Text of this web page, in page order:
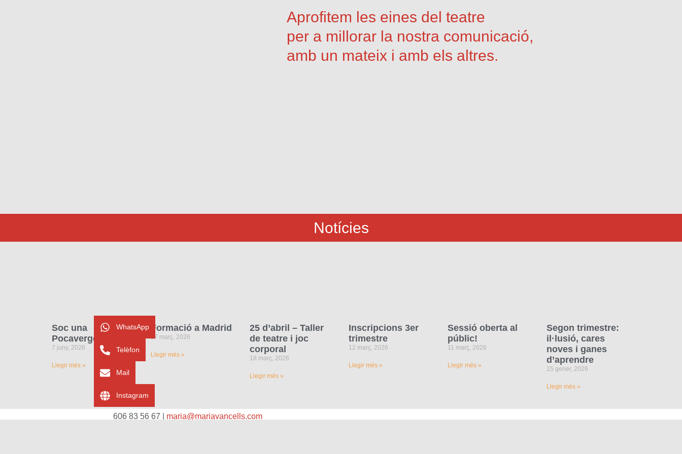
Aprofitem les eines del teatre
per a millorar la nostra comunicació,
amb un mateix i amb els altres.
Notícies
Soc una
Pocavergonya!
7 juny, 2026
Llegir més »
Formació a Madrid
27 març, 2026
Llegir més »
25 d’abril – Taller
de teatre i joc
corporal
18 març, 2026
Llegir més »
Inscripcions 3er
trimestre
12 març, 2026
Llegir més »
Sessió oberta al
públic!
11 març, 2026
Llegir més »
Segon trimestre:
il·lusió, cares
noves i ganes
d’aprendre
15 gener, 2026
Llegir més »
606 83 56 67 | maria@mariavancells.com
WhatsApp
Telèfon
Mail
Instagram